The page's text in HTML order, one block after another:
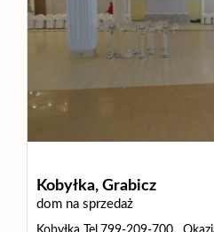
Kobyłka, Grabicz
dom na sprzedaż